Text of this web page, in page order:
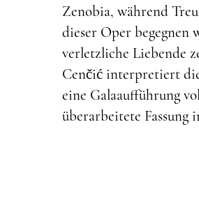
Zenobia, während
dieser Oper begegnen
verletzliche Liebende
Cenčić interpretiert
eine Galaaufführung
überarbeitete